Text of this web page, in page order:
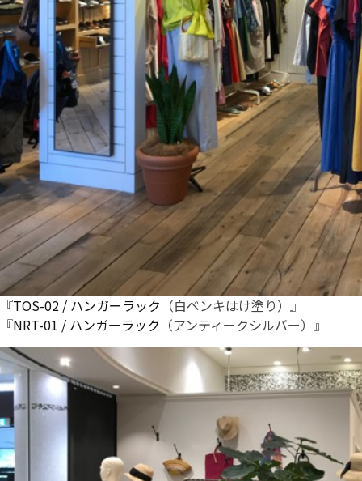
『TOS-02 / ハンガーラック （白ペンキはけ塗り）』
『NRT-01 / ハンガーラック （アンティークシルバー）』